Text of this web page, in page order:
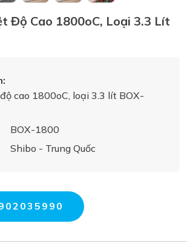
Độ Cao 1800oC, Loại 3.3 Lít
cao 1800oC, loại 3.3 lít BOX-
BOX-1800
Shibo - Trung Quốc